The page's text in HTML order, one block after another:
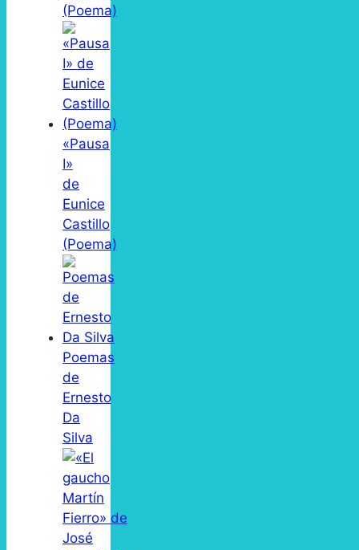
(Poema)
«Pausa
I»
de
Eunice
Castillo
(Poema)
Poemas
de
Ernesto
Da
Silva